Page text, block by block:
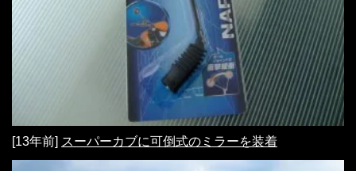
[13年前] スーパーカブに可倒式のミラーを装着